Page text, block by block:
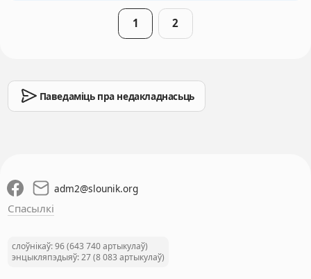
1 2
Паведаміць пра недакладнасьць
adm2@slounik.org
Спасылкі
слоўнікаў: 96 (643 740 артыкулаў)
энцыкляпэдыяў: 27 (8 083 артыкулаў)